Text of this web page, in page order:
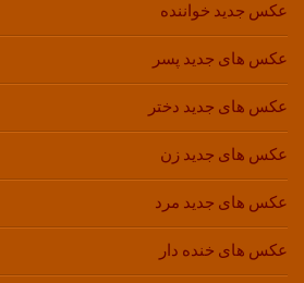
عکس جدید خواننده
عکس های جدید پسر
عکس های جدید دختر
عکس های جدید زن
عکس های جدید مرد
عکس های خنده دار